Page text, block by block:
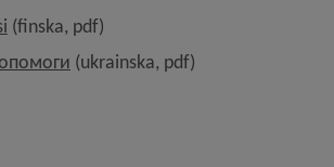
, 121.9 kB, öppnas i nytt fönster.
(finska, pdf)
, 161.2 kB, öppnas i nytt fönster.
(ukrainska, pdf)
i nytt fönster.